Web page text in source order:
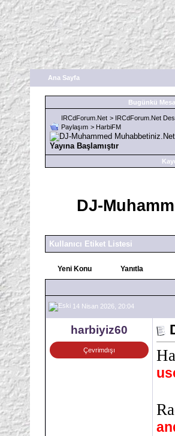
Ana Sayfa
Bugünkü
IRCdForum.Net > IRCdForum.Net
Paylaşım > HarbiFM
Yayına Başlamıştır
DJ-
Kullanıcı Etiket Listesi
Yeni Konu Yanıtla
14 Nisan 2026, 20:04
harbiyiz60
Çevrimdışı